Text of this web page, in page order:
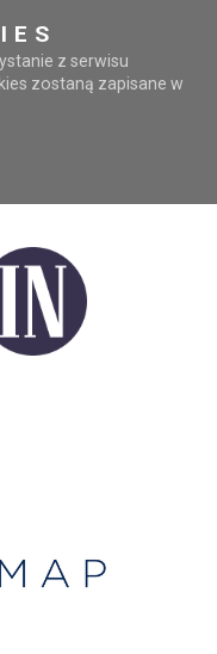
z serwisu
zostaną zapisane w